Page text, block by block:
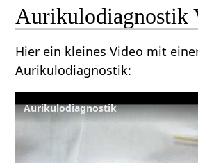
Aurikulodiagnostik
Hier ein kleines Video mit
Aurikulodiagnostik:
Aurikulodiagnostik